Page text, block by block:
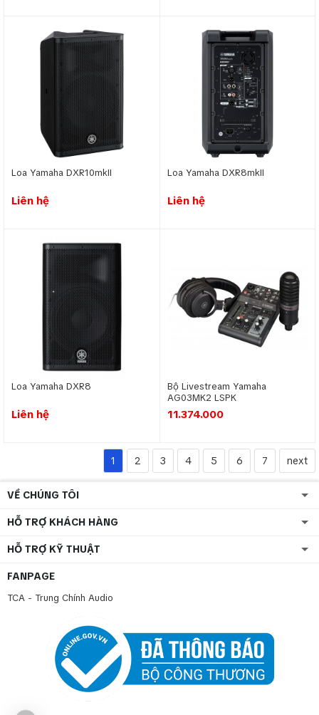
Loa Yamaha DXR10mkII
Liên hệ
Loa Yamaha DXR8mkII
Liên hệ
Loa Yamaha DXR8
Liên hệ
Bộ Livestream Yamaha
AG03MK2 LSPK
11.374.000
1 2 3 4 5 6 7 next
VỀ CHÚNG TÔI
HỖ TRỢ KHÁCH HÀNG
HỖ TRỢ KỸ THUẬT
FANPAGE
TCA - Trung Chính Audio